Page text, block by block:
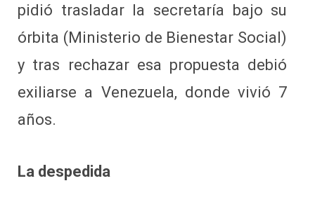
pidió trasladar la secretaría bajo su
órbita (Ministerio de Bienestar Social)
y tras rechazar esa propuesta debió
exiliarse a Venezuela, donde vivió 7
años.
La despedida